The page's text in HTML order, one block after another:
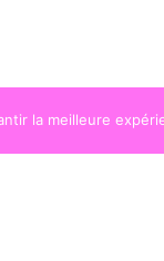
la meilleure